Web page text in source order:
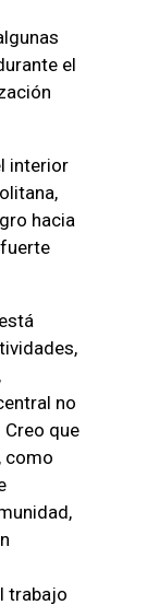
el
interior
hacia
no
que
como
trabajo